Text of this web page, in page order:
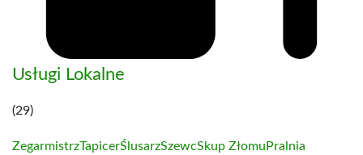
Usługi Lokalne
(29)
ZegarmistrzTapicerŚlusarzSzewcSkup Złomu Pralnia